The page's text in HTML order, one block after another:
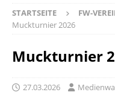
STARTSEITE FW-
Muckturnier 2026
Muckturnier
27.03.2026